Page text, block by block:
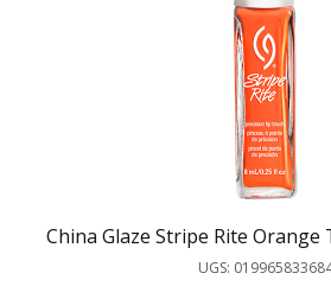
China Glaze Stripe Rite
UGS: